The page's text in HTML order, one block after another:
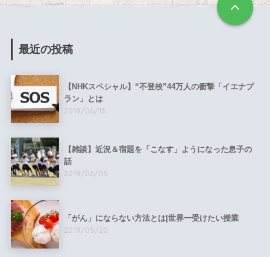
最近の投稿
【NHKスペシャル】“不登校”44万人の衝撃「イエナプ
ラン」とは
2019/06/13
【雑談】近況＆宿題を「こなす」ようになった息子の
話
2019/06/05
「がん」にならない方法とは|世界一受けたい授業
2019/05/20